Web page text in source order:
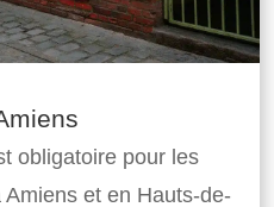
obligatoire pour les
et en Hauts-de-